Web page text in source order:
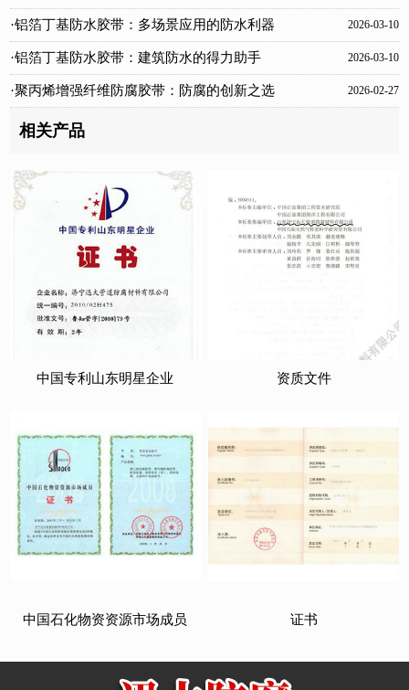
·铝箔丁基防水胶带：多场景应用的防水利器 2026-03-10
·铝箔丁基防水胶带：建筑防水的得力助手 2026-03-10
·聚丙烯增强纤维防腐胶带：防腐的创新之选 2026-02-27
相关产品
中国专利山东明星企业 资质文件
中国石化物资资源市场成员 证书